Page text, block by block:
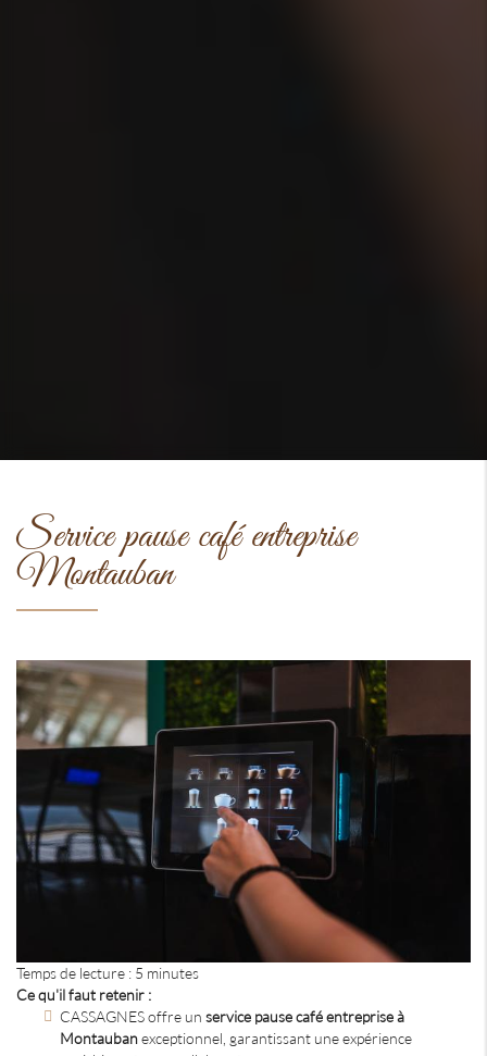
Service pause café entreprise
Montauban
Temps de lecture : 5 minutes
Ce qu'il faut retenir :
CASSAGNES offre un service pause café entreprise à
Montaubanexceptionnel, garantissant une expérience